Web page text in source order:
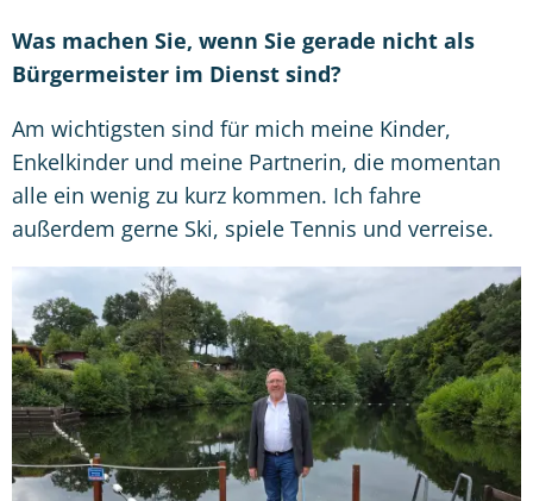
Was machen Sie, wenn Sie gerade nicht als
Bürgermeister im Dienst sind?
Am wichtigsten sind für mich meine Kinder,
Enkelkinder und meine Partnerin, die momentan
alle ein wenig zu kurz kommen. Ich fahre
außerdem gerne Ski, spiele Tennis und verreise.